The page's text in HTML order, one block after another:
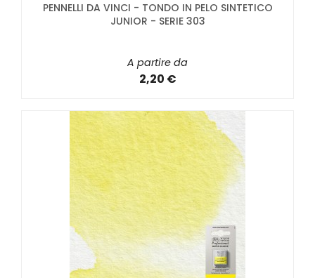
PENNELLI DA VINCI - TONDO IN PELO SINTETICO
JUNIOR - SERIE 303
A partire da
2,20 €